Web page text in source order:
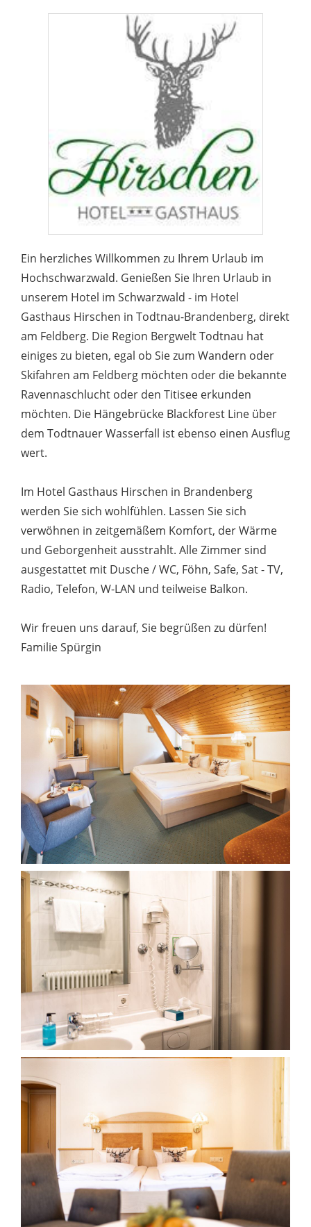
Ein herzliches Willkommen zu Ihrem Urlaub im
Hochschwarzwald. Genießen Sie Ihren Urlaub in
unserem Hotel im Schwarzwald - im Hotel
Gasthaus Hirschen in Todtnau-Brandenberg, direkt
am Feldberg. Die Region Bergwelt Todtnau hat
einiges zu bieten, egal ob Sie zum Wandern oder
Skifahren am Feldberg möchten oder die bekannte
Ravennaschlucht oder den Titisee erkunden
möchten. Die Hängebrücke Blackforest Line über
dem Todtnauer Wasserfall ist ebenso einen Ausflug
wert.
Im Hotel Gasthaus Hirschen in Brandenberg
werden Sie sich wohlfühlen. Lassen Sie sich
verwöhnen in zeitgemäßem Komfort, der Wärme
und Geborgenheit ausstrahlt. Alle Zimmer sind
ausgestattet mit Dusche / WC, Föhn, Safe, Sat - TV,
Radio, Telefon, W-LAN und teilweise Balkon.
Wir freuen uns darauf, Sie begrüßen zu dürfen!
Familie Spürgin